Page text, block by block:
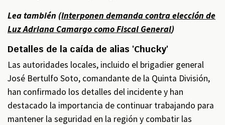
Lea también (Interponen demanda contra elección de
Luz Adriana Camargo como Fiscal General)
Detalles de la caída de alias 'Chucky'
Las autoridades locales, incluido el brigadier general
José Bertulfo Soto, comandante de la Quinta División,
han confirmado los detalles del incidente y han
destacado la importancia de continuar trabajando para
mantener la seguridad en la región y combatir las